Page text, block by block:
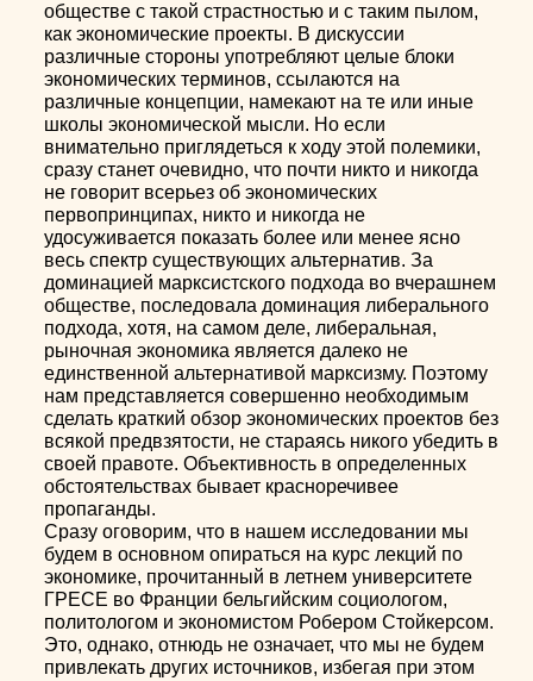
обществе с такой страстностью и с таким пылом,
как экономические проекты. В дискуссии
различные стороны употребляют целые блоки
экономических терминов, ссылаются на
различные концепции, намекают на те или иные
школы экономической мысли. Но если
внимательно приглядеться к ходу этой полемики,
сразу станет очевидно, что почти никто и никогда
не говорит всерьез об экономических
первопринципах, никто и никогда не
удосуживается показать более или менее ясно
весь спектр существующих альтернатив. За
доминацией марксистского подхода во вчерашнем
обществе, последовала доминация либерального
подхода, хотя, на самом деле, либеральная,
рыночная экономика является далеко не
единственной альтернативой марксизму. Поэтому
нам представляется совершенно необходимым
сделать краткий обзор экономических проектов без
всякой предвзятости, не стараясь никого убедить в
своей правоте. Объективность в определенных
обстоятельствах бывает красноречивее
пропаганды.
Сразу оговорим, что в нашем исследовании мы
будем в основном опираться на курс лекций по
экономике, прочитанный в летнем университете
ГРЕСЕ во Франции бельгийским социологом,
политологом и экономистом Робером Стойкерсом.
Это, однако, отнюдь не означает, что мы не будем
привлекать других источников, избегая при этом